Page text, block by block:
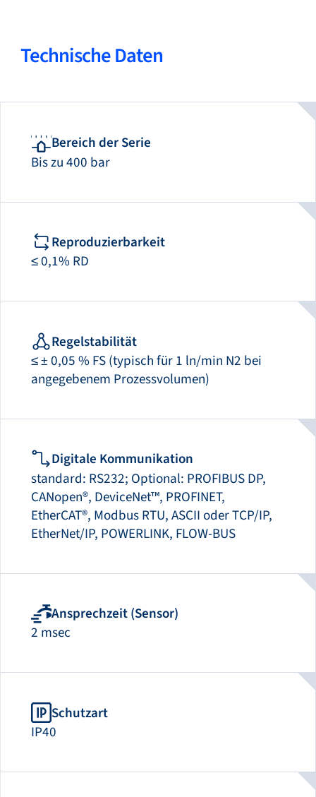
Technische Daten
Bereich der Serie
Bis zu 400 bar
Reproduzierbarkeit
≤ 0,1% RD
Regelstabilität
≤ ± 0,05 % FS (typisch für 1 ln/min N2 bei
angegebenem Prozessvolumen)
Digitale Kommunikation
standard: RS232; Optional: PROFIBUS DP,
CANopen®, DeviceNet™, PROFINET,
EtherCAT®, Modbus RTU, ASCII oder TCP/IP,
EtherNet/IP, POWERLINK, FLOW-BUS
Ansprechzeit (Sensor)
2 msec
Schutzart
IP40